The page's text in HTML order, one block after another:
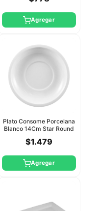
Agregar
Plato Consome Porcelana
Blanco 14Cm Star Round
$1.479
Agregar